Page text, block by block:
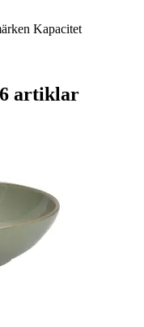
Kapacitet
artiklar